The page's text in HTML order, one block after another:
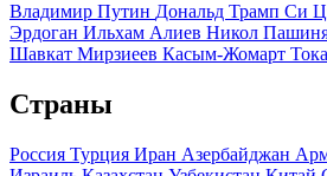
Владимир Путин Дональд Трамп Си
Эрдоган Ильхам Алиев Никол
Шавкат Мирзиеев Касым-Жомарт
Страны
Россия Турция Иран Азербайджан